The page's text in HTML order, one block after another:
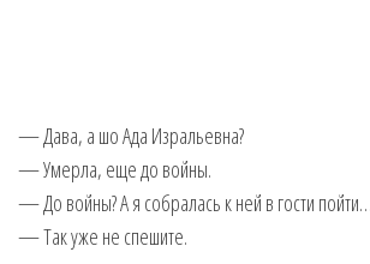
— Дава, а шо Ада Изральевна?
— Умерла, еще до войны.
— До войны? А я собралась к ней в гости пойти…
— Так уже не спешите.